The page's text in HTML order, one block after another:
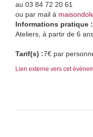
au 03 84 72 20 61
ou par mail à
Informations pratique :
Ateliers, à partir de 6
Tarif(s) :7€ par
Lien externe vers cet